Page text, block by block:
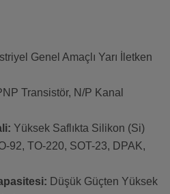
Genel Amaçlı Yarı İletken
Transistör, N/P Kanal
Yüksek Saflıkta Silikon (Si)
92, TO-220, SOT-23, DPAK,
Düşük Güçten Yüksek